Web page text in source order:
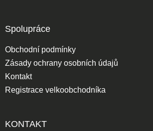
Spolupráce
Obchodní podmínky
Zásady ochrany osobních údajů
Kontakt
Registrace velkoobchodníka
KONTAKT